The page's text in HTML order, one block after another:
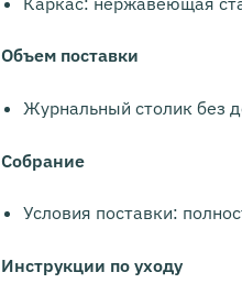
Объем поставки
Журнальный столик без
Собрание
Условия поставки:
Инструкции по уходу